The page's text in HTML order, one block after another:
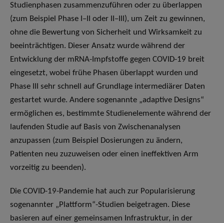
Studienphasen zusammenzuführen oder zu überlappen
(zum Beispiel Phase I–II oder II–III), um Zeit zu gewinnen,
ohne die Bewertung von Sicherheit und Wirksamkeit zu
beeinträchtigen. Dieser Ansatz wurde während der
Entwicklung der mRNA-Impfstoffe gegen COVID-19 breit
eingesetzt, wobei frühe Phasen überlappt wurden und
Phase III sehr schnell auf Grundlage intermediärer Daten
gestartet wurde. Andere sogenannte „adaptive Designs“
ermöglichen es, bestimmte Studienelemente während der
laufenden Studie auf Basis von Zwischenanalysen
anzupassen (zum Beispiel Dosierungen zu ändern,
Patienten neu zuzuweisen oder einen ineffektiven Arm
vorzeitig zu beenden).
Die COVID-19-Pandemie hat auch zur Popularisierung
sogenannter „Plattform“-Studien beigetragen. Diese
basieren auf einer gemeinsamen Infrastruktur, in der